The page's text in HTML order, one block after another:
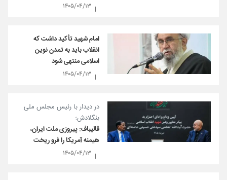
۱۴۰۵/۰۴/۱۳
امام شهید تأکید داشت که
انقلاب باید به تمدن نوین
اسلامی منتهی شود
۱۴۰۵/۰۴/۱۳
در دیدار با رئیس مجلس ملی
بنگلادش؛
قالیباف: پیروزی ملت ایران،
هیمنه آمریکا را فرو ریخت
۱۴۰۵/۰۴/۱۳